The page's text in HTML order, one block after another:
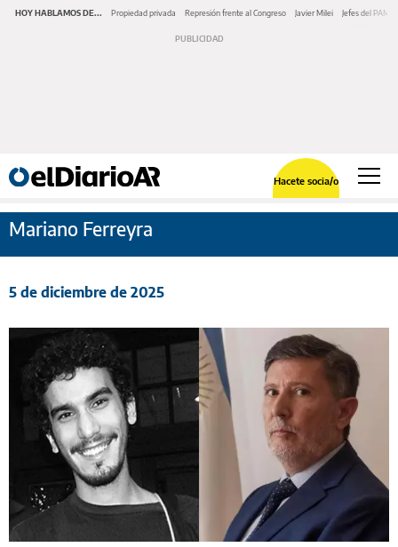
HOY HABLAMOS DE... Propiedad privada Represión frente al Congreso Javier Milei Jefes del PAMI
Hacete socia/o
Mariano Ferreyra
5 de diciembre de 2025